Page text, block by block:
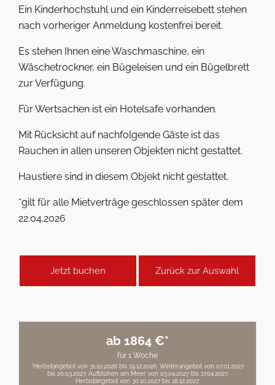
Ein Kinderhochstuhl und ein Kinderreisebett stehen
nach vorheriger Anmeldung kostenfrei bereit.
Es stehen Ihnen eine Waschmaschine, ein
Wäschetrockner, ein Bügeleisen und ein Bügelbrett
zur Verfügung.
Für Wertsachen ist ein Hotelsafe vorhanden.
Mit Rücksicht auf nachfolgende Gäste ist das
Rauchen in allen unseren Objekten nicht gestattet.
Haustiere sind in diesem Objekt nicht gestattet.
*gilt für alle Mietverträge geschlossen später dem
22.04.2026
Jetzt buchen Zurück zur Auswahl
ab 1864 €*
für 1 Woche
*Herbstangebot von 31.10.2026 bis 19.12.2026. Winterangebot von 07.01.2027
bis 20.03.2027. Aufblühen am Meer von 03.04.2027 bis 17.04.2027.
Herbstangebot von 30.10.2027 bis 18.12.2027.